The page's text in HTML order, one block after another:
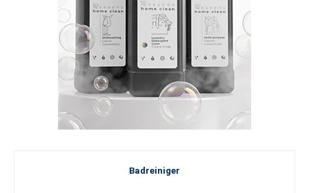
Badreiniger